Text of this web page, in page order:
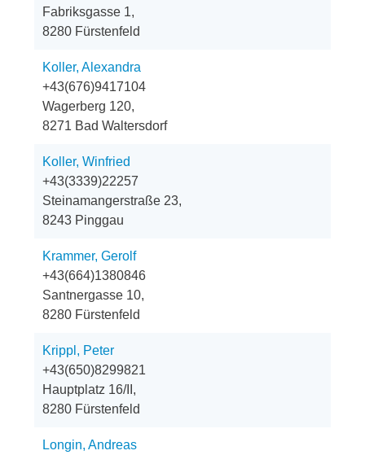
Fabriksgasse 1,
8280 Fürstenfeld
Koller, Alexandra
+43(676)9417104
Wagerberg 120,
8271 Bad Waltersdorf
Koller, Winfried
+43(3339)22257
Steinamangerstraße 23,
8243 Pinggau
Krammer, Gerolf
+43(664)1380846
Santnergasse 10,
8280 Fürstenfeld
Krippl, Peter
+43(650)8299821
Hauptplatz 16/II,
8280 Fürstenfeld
Longin, Andreas